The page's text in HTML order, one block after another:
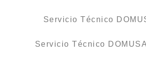
Servicio Técnico
Servicio Técnico